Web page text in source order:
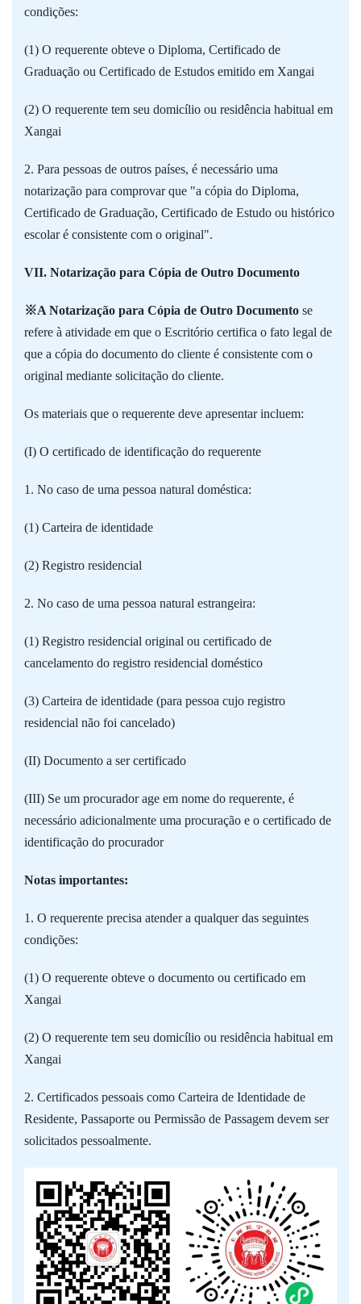
condições:
(1) O requerente obteve o Diploma, Certificado de
Graduação ou Certificado de Estudos emitido em Xangai
(2) O requerente tem seu domicílio ou residência habitual em
Xangai
2. Para pessoas de outros países, é necessário uma
notarização para comprovar que "a cópia do Diploma,
Certificado de Graduação, Certificado de Estudo ou histórico
escolar é consistente com o original".
VII. Notarização para Cópia de Outro Documento
※A Notarização para Cópia de Outro Documento se
refere à atividade em que o Escritório certifica o fato legal de
que a cópia do documento do cliente é consistente com o
original mediante solicitação do cliente.
Os materiais que o requerente deve apresentar incluem:
(I) O certificado de identificação do requerente
1. No caso de uma pessoa natural doméstica:
(1) Carteira de identidade
(2) Registro residencial
2. No caso de uma pessoa natural estrangeira:
(1) Registro residencial original ou certificado de
cancelamento do registro residencial doméstico
(3) Carteira de identidade (para pessoa cujo registro
residencial não foi cancelado)
(II) Documento a ser certificado
(III) Se um procurador age em nome do requerente, é
necessário adicionalmente uma procuração e o certificado de
identificação do procurador
Notas importantes:
1. O requerente precisa atender a qualquer das seguintes
condições:
(1) O requerente obteve o documento ou certificado em
Xangai
(2) O requerente tem seu domicílio ou residência habitual em
Xangai
2. Certificados pessoais como Carteira de Identidade de
Residente, Passaporte ou Permissão de Passagem devem ser
solicitados pessoalmente.